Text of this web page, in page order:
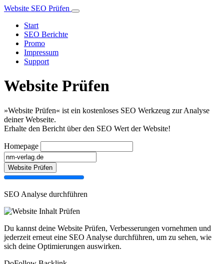
Website SEO Prüfen
Start
SEO Berichte
Promo
Impressum
Support
Website Prüfen
»Website Prüfen« ist ein kostenloses SEO Werkzeug zur Analyse
deiner Webseite.
Erhalte den Bericht über den SEO Wert der Website!
Homepage
Website Prüfen
SEO Analyse durchführen
Du kannst deine Website Prüfen, Verbesserungen vornehmen und
jederzeit erneut eine SEO Analyse durchführen, um zu sehen, wie
sich deine Optimierungen auswirken.